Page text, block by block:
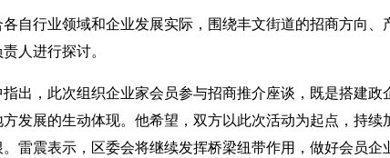
行业领域和企业发展实际，围绕丰文街道的招商方向、
人进行探讨。
，此次组织企业家会员参与招商推介座谈，既是搭建政
发展的生动体现。他希望，双方以此次活动为起点，持
雷震表示，区委会将继续发挥桥梁纽带作用，做好会员企